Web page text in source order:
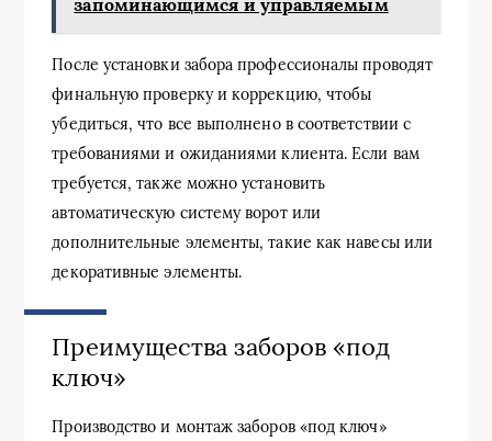
запоминающимся и управляемым
После установки забора профессионалы проводят
финальную проверку и коррекцию, чтобы
убедиться, что все выполнено в соответствии с
требованиями и ожиданиями клиента. Если вам
требуется, также можно установить
автоматическую систему ворот или
дополнительные элементы, такие как навесы или
декоративные элементы.
Преимущества заборов «под
ключ»
Производство и монтаж заборов «под ключ»